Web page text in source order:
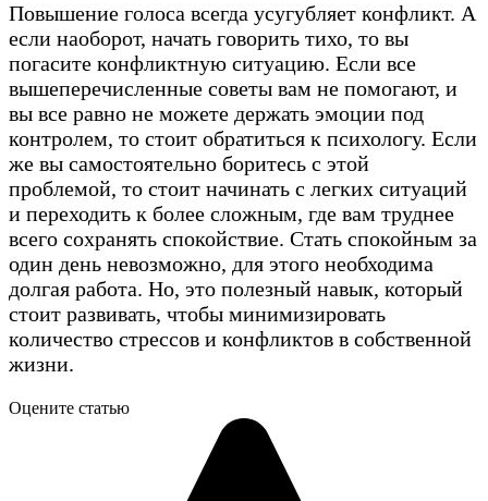
Повышение голоса всегда усугубляет конфликт. А
если наоборот, начать говорить тихо, то вы
погасите конфликтную ситуацию. Если все
вышеперечисленные советы вам не помогают, и
вы все равно не можете держать эмоции под
контролем, то стоит обратиться к психологу. Если
же вы самостоятельно боритесь с этой
проблемой, то стоит начинать с легких ситуаций
и переходить к более сложным, где вам труднее
всего сохранять спокойствие. Стать спокойным за
один день невозможно, для этого необходима
долгая работа. Но, это полезный навык, который
стоит развивать, чтобы минимизировать
количество стрессов и конфликтов в собственной
жизни.
Оцените статью